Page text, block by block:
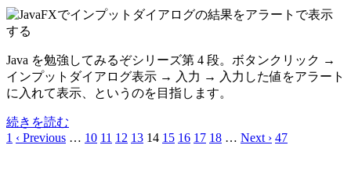
Java を勉強してみるぞシリーズ第 4 段。ボタンクリック →
インプットダイアログ表示 → 入力 → 入力した値をアラート
に入れて表示、というのを目指します。
続きを読む
1 ‹ Previous … 10 11 12 13 14 15 16 17 18 … Next › 47